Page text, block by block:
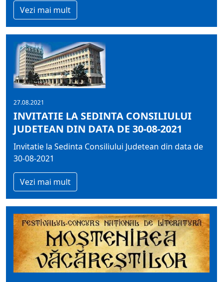
Vezi mai mult
27.08.2021
INVITATIE LA SEDINTA CONSILIULUI
JUDETEAN DIN DATA DE 30-08-2021
Invitatie la Sedinta Consiliului Judetean din data de
30-08-2021
Vezi mai mult